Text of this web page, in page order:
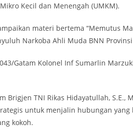
Kecil dan Menengah (UMKM).
materi bertema “Memutus
Narkoba Ahli Muda BNN Provinsi
Gatam Kolonel Inf Sumarlin
Brigjen TNI Rikas Hidayatullah, S.E.,
untuk menjalin hubungan
kokoh.